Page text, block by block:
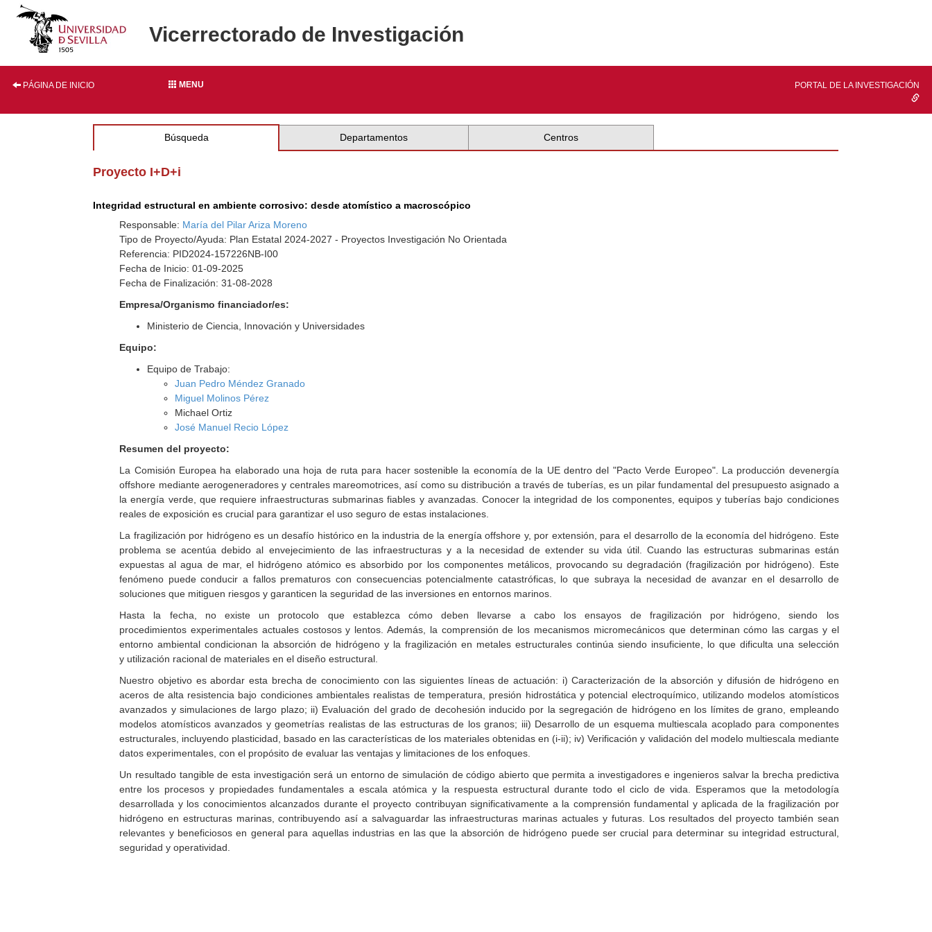
Vicerrectorado de Investigación
PÁGINA DE INICIO MENU PORTAL DE LA INVESTIGACIÓN
Búsqueda Departamentos Centros
Proyecto I+D+i
Integridad estructural en ambiente corrosivo: desde atomístico a macroscópico
Responsable: María del Pilar Ariza Moreno
Tipo de Proyecto/Ayuda: Plan Estatal 2024-2027 - Proyectos Investigación No Orientada
Referencia: PID2024-157226NB-I00
Fecha de Inicio: 01-09-2025
Fecha de Finalización: 31-08-2028
Empresa/Organismo financiador/es:
Ministerio de Ciencia, Innovación y Universidades
Equipo:
Equipo de Trabajo:
Juan Pedro Méndez Granado
Miguel Molinos Pérez
Michael Ortiz
José Manuel Recio López
Resumen del proyecto:
La Comisión Europea ha elaborado una hoja de ruta para hacer sostenible la economía de la UE dentro del "Pacto Verde Europeo". La producción devenergía
offshore mediante aerogeneradores y centrales mareomotrices, así como su distribución a través de tuberías, es un pilar fundamental del presupuesto asignado a
la energía verde, que requiere infraestructuras submarinas fiables y avanzadas. Conocer la integridad de los componentes, equipos y tuberías bajo condiciones
reales de exposición es crucial para garantizar el uso seguro de estas instalaciones.
La fragilización por hidrógeno es un desafío histórico en la industria de la energía offshore y, por extensión, para el desarrollo de la economía del hidrógeno. Este
problema se acentúa debido al envejecimiento de las infraestructuras y a la necesidad de extender su vida útil. Cuando las estructuras submarinas están
expuestas al agua de mar, el hidrógeno atómico es absorbido por los componentes metálicos, provocando su degradación (fragilización por hidrógeno). Este
fenómeno puede conducir a fallos prematuros con consecuencias potencialmente catastróficas, lo que subraya la necesidad de avanzar en el desarrollo de
soluciones que mitiguen riesgos y garanticen la seguridad de las inversiones en entornos marinos.
Hasta la fecha, no existe un protocolo que establezca cómo deben llevarse a cabo los ensayos de fragilización por hidrógeno, siendo los
procedimientos experimentales actuales costosos y lentos. Además, la comprensión de los mecanismos micromecánicos que determinan cómo las cargas y el
entorno ambiental condicionan la absorción de hidrógeno y la fragilización en metales estructurales continúa siendo insuficiente, lo que dificulta una selección
y utilización racional de materiales en el diseño estructural.
Nuestro objetivo es abordar esta brecha de conocimiento con las siguientes líneas de actuación: i) Caracterización de la absorción y difusión de hidrógeno en
aceros de alta resistencia bajo condiciones ambientales realistas de temperatura, presión hidrostática y potencial electroquímico, utilizando modelos atomísticos
avanzados y simulaciones de largo plazo; ii) Evaluación del grado de decohesión inducido por la segregación de hidrógeno en los límites de grano, empleando
modelos atomísticos avanzados y geometrías realistas de las estructuras de los granos; iii) Desarrollo de un esquema multiescala acoplado para componentes
estructurales, incluyendo plasticidad, basado en las características de los materiales obtenidas en (i-ii); iv) Verificación y validación del modelo multiescala mediante
datos experimentales, con el propósito de evaluar las ventajas y limitaciones de los enfoques.
Un resultado tangible de esta investigación será un entorno de simulación de código abierto que permita a investigadores e ingenieros salvar la brecha predictiva
entre los procesos y propiedades fundamentales a escala atómica y la respuesta estructural durante todo el ciclo de vida. Esperamos que la metodología
desarrollada y los conocimientos alcanzados durante el proyecto contribuyan significativamente a la comprensión fundamental y aplicada de la fragilización por
hidrógeno en estructuras marinas, contribuyendo así a salvaguardar las infraestructuras marinas actuales y futuras. Los resultados del proyecto también sean
relevantes y beneficiosos en general para aquellas industrias en las que la absorción de hidrógeno puede ser crucial para determinar su integridad estructural,
seguridad y operatividad.